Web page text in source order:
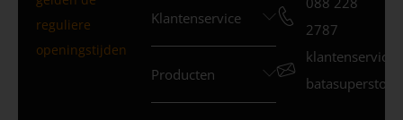
reguliere
openingstijden
Klantenservice
Producten
2787